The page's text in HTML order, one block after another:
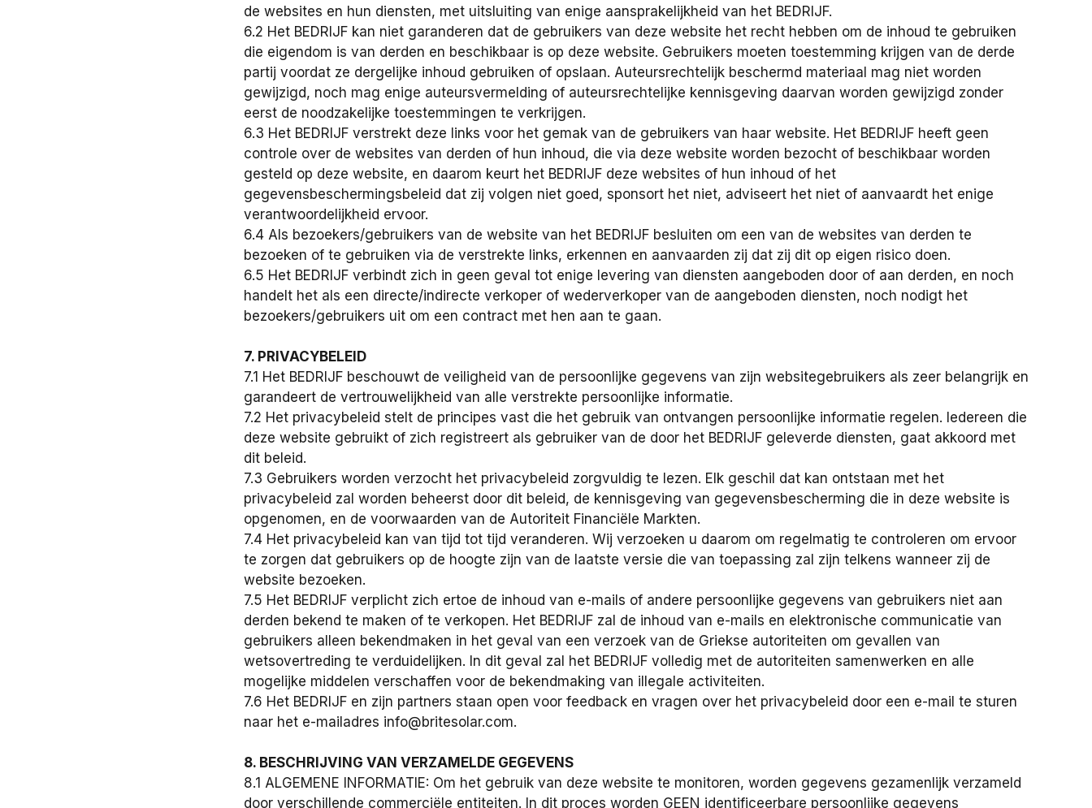
de websites en hun diensten, met uitsluiting van enige aansprakelijkheid van het BEDRIJF.
6.2 Het BEDRIJF kan niet garanderen dat de gebruikers van deze website het recht hebben om de inhoud te gebruiken
die eigendom is van derden en beschikbaar is op deze website. Gebruikers moeten toestemming krijgen van de derde
partij voordat ze dergelijke inhoud gebruiken of opslaan. Auteursrechtelijk beschermd materiaal mag niet worden
gewijzigd, noch mag enige auteursvermelding of auteursrechtelijke kennisgeving daarvan worden gewijzigd zonder
eerst de noodzakelijke toestemmingen te verkrijgen.
6.3 Het BEDRIJF verstrekt deze links voor het gemak van de gebruikers van haar website. Het BEDRIJF heeft geen
controle over de websites van derden of hun inhoud, die via deze website worden bezocht of beschikbaar worden
gesteld op deze website, en daarom keurt het BEDRIJF deze websites of hun inhoud of het
gegevensbeschermingsbeleid dat zij volgen niet goed, sponsort het niet, adviseert het niet of aanvaardt het enige
verantwoordelijkheid ervoor.
6.4 Als bezoekers/gebruikers van de website van het BEDRIJF besluiten om een van de websites van derden te
bezoeken of te gebruiken via de verstrekte links, erkennen en aanvaarden zij dat zij dit op eigen risico doen.
6.5 Het BEDRIJF verbindt zich in geen geval tot enige levering van diensten aangeboden door of aan derden, en noch
handelt het als een directe/indirecte verkoper of wederverkoper van de aangeboden diensten, noch nodigt het
bezoekers/gebruikers uit om een contract met hen aan te gaan.
7. PRIVACYBELEID
7.1 Het BEDRIJF beschouwt de veiligheid van de persoonlijke gegevens van zijn websitegebruikers als zeer belangrijk en
garandeert de vertrouwelijkheid van alle verstrekte persoonlijke informatie.
7.2 Het privacybeleid stelt de principes vast die het gebruik van ontvangen persoonlijke informatie regelen. Iedereen die
deze website gebruikt of zich registreert als gebruiker van de door het BEDRIJF geleverde diensten, gaat akkoord met
dit beleid.
7.3 Gebruikers worden verzocht het privacybeleid zorgvuldig te lezen. Elk geschil dat kan ontstaan met het
privacybeleid zal worden beheerst door dit beleid, de kennisgeving van gegevensbescherming die in deze website is
opgenomen, en de voorwaarden van de Autoriteit Financiële Markten.
7.4 Het privacybeleid kan van tijd tot tijd veranderen. Wij verzoeken u daarom om regelmatig te controleren om ervoor
te zorgen dat gebruikers op de hoogte zijn van de laatste versie die van toepassing zal zijn telkens wanneer zij de
website bezoeken.
7.5 Het BEDRIJF verplicht zich ertoe de inhoud van e-mails of andere persoonlijke gegevens van gebruikers niet aan
derden bekend te maken of te verkopen. Het BEDRIJF zal de inhoud van e-mails en elektronische communicatie van
gebruikers alleen bekendmaken in het geval van een verzoek van de Griekse autoriteiten om gevallen van
wetsovertreding te verduidelijken. In dit geval zal het BEDRIJF volledig met de autoriteiten samenwerken en alle
mogelijke middelen verschaffen voor de bekendmaking van illegale activiteiten.
7.6 Het BEDRIJF en zijn partners staan open voor feedback en vragen over het privacybeleid door een e-mail te sturen
naar het e-mailadres info@britesolar.com.
8. BESCHRIJVING VAN VERZAMELDE GEGEVENS
8.1 ALGEMENE INFORMATIE: Om het gebruik van deze website te monitoren, worden gegevens gezamenlijk verzameld
door verschillende commerciële entiteiten. In dit proces worden GEEN identificeerbare persoonlijke gegevens